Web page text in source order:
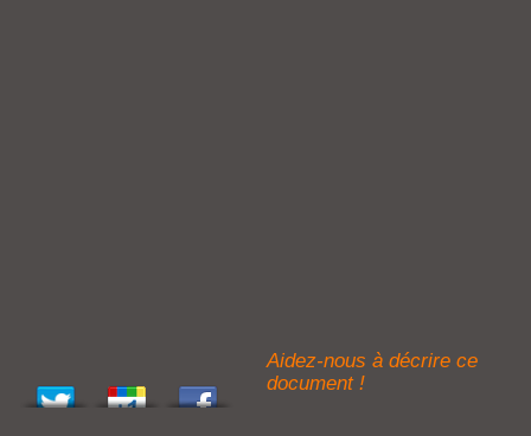
Aidez-nous à décrire ce
document !